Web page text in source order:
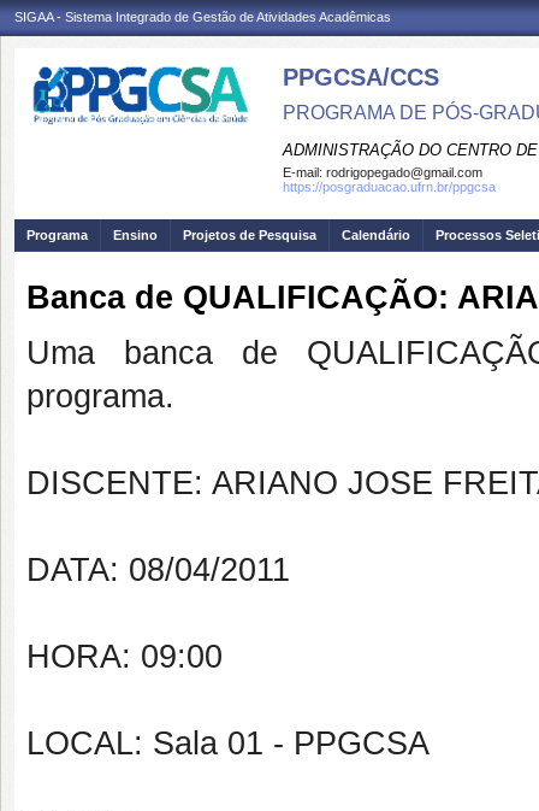
SIGAA - Sistema Integrado de Gestão de Atividades Acadêmicas
PPGCSA/CCS
PROGRAMA DE PÓS-
ADMINISTRAÇÃO DO CENTRO
E-mail: rodrigopegado@gmail.com
https://posgraduacao.ufrn.br/ppgcsa
Programa Ensino Projetos de Pesquisa Calendário Processos
Banca de QUALIFICAÇÃO:
Uma banca de
programa.
DISCENTE: ARIANO JOSE
DATA: 08/04/2011
HORA: 09:00
LOCAL: Sala 01 - PPGCSA